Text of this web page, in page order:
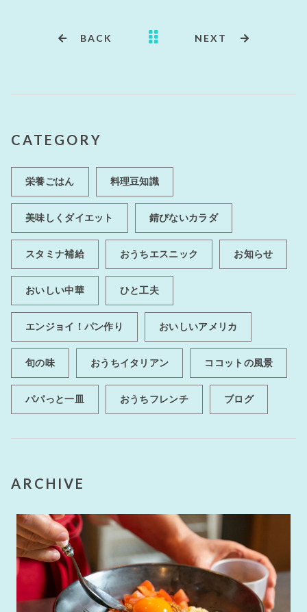
BACK NEXT
CATEGORY
栄養ごはん 料理豆知識
美味しくダイエット 錆びないカラダ
スタミナ補給 おうちエスニック お知らせ
おいしい中華 ひと工夫
エンジョイ！パン作り おいしいアメリカ
旬の味 おうちイタリアン ココットの風景
パパっと一皿 おうちフレンチ ブログ
ARCHIVE